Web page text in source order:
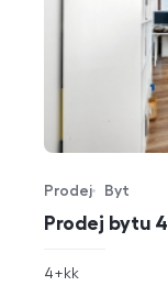
Prodej bytu
Typ nabídky
Prodej
Typ nemovitosti
Byt
rozměry
4+kk